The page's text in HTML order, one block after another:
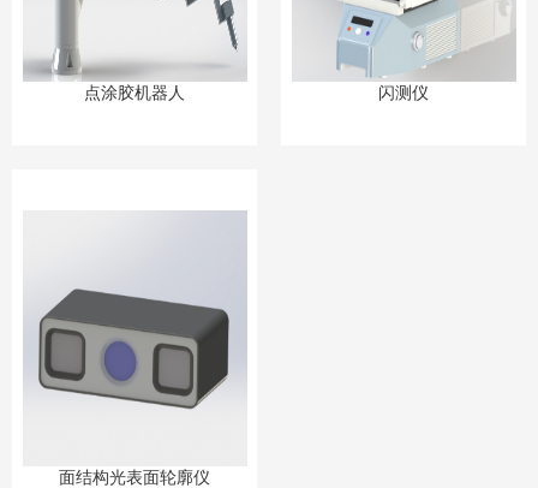
点涂胶机器人 闪测仪
面结构光表面轮廓仪